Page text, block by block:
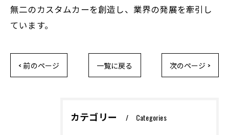
無二のカスタムカーを創造し、業界の発展を牽引し
ています。
< 前のページ 一覧に戻る 次のページ >
カテゴリー Categories